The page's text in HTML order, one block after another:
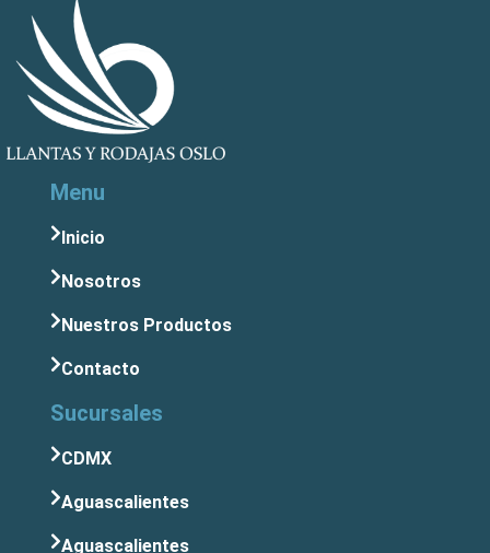
Menu
Inicio
Nosotros
Nuestros Productos
Contacto
Sucursales
CDMX
Aguascalientes
Aguascalientes